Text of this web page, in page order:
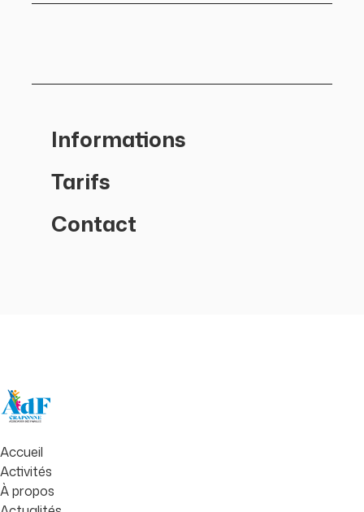
Informations
Tarifs
Contact
Accueil
Activités
À propos